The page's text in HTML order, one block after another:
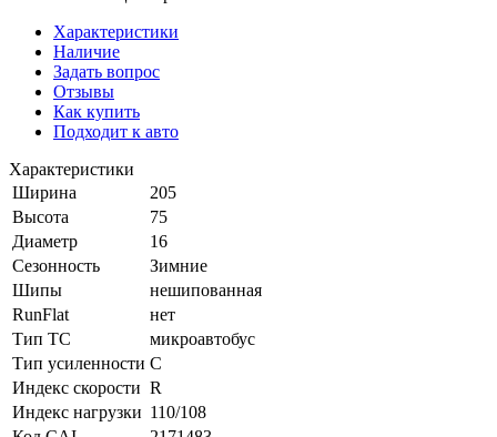
Характеристики
Наличие
Задать вопрос
Отзывы
Как купить
Подходит к авто
Характеристики
Ширина
205
Высота
75
Диаметр
16
Сезонность
Зимние
Шипы
нешипованная
RunFlat
нет
Тип ТС
микроавтобус
Тип усиленности C
Индекс скорости R
Индекс нагрузки 110/108